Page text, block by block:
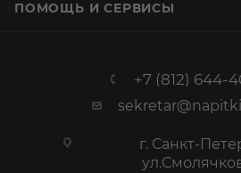
ПОМОЩЬ И СЕРВИСЫ
+7 (812) 644-
г. Санкт-